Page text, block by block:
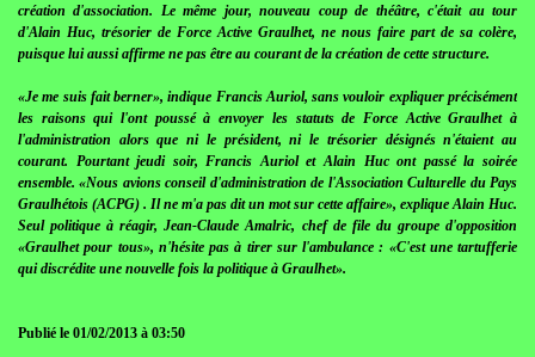
création d'association. Le même jour, nouveau coup de théâtre, c'était au tour
d'Alain Huc, trésorier de Force Active Graulhet, ne nous faire part de sa colère,
puisque lui aussi affirme ne pas être au courant de la création de cette structure.
«Je me suis fait berner», indique Francis Auriol, sans vouloir expliquer précisément
les raisons qui l'ont poussé à envoyer les statuts de Force Active Graulhet à
l'administration alors que ni le président, ni le trésorier désignés n'étaient au
courant. Pourtant jeudi soir, Francis Auriol et Alain Huc ont passé la soirée
ensemble. «Nous avions conseil d'administration de l'Association Culturelle du Pays
Graulhétois (ACPG) . Il ne m'a pas dit un mot sur cette affaire», explique Alain Huc.
Seul politique à réagir, Jean-Claude Amalric, chef de file du groupe d'opposition
«Graulhet pour tous», n'hésite pas à tirer sur l'ambulance : «C'est une tartufferie
qui discrédite une nouvelle fois la politique à Graulhet».
Publié le 01/02/2013 à 03:50